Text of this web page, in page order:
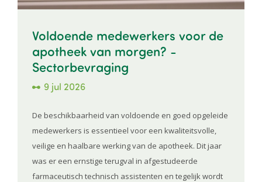
Voldoende medewerkers voor de
apotheek van morgen? -
Sectorbevraging
9 jul 2026
De beschikbaarheid van voldoende en goed opgeleide
medewerkers is essentieel voor een kwaliteitsvolle,
veilige en haalbare werking van de apotheek. Dit jaar
was er een ernstige terugval in afgestudeerde
farmaceutisch technisch assistenten en tegelijk wordt